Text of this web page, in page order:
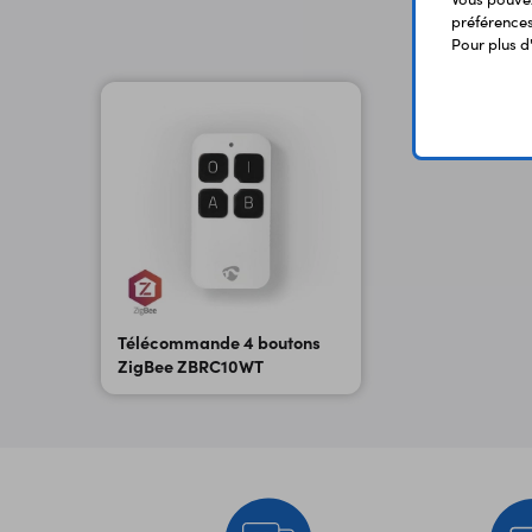
Télécommande 4 boutons
ZigBee ZBRC10WT
Pour plus